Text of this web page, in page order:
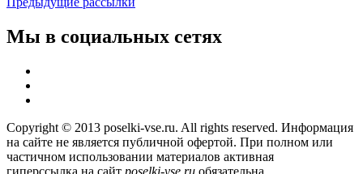
Мы в социальных сетях
Copyright © 2013 poselki-vse.ru. All rights reserved. Информация
на сайте не является публичной офертой. При полном или
частичном использовании материалов активная
гиперссылка на сайт poselki-vse.ru​ обязательна.